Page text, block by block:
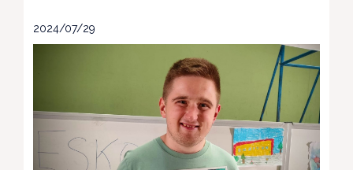
2024/07/29